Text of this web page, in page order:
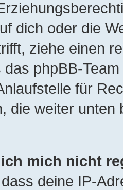
dich oder die
ziehe einen
phpBB-
für
die weiter unten
mich nicht
deine IP-